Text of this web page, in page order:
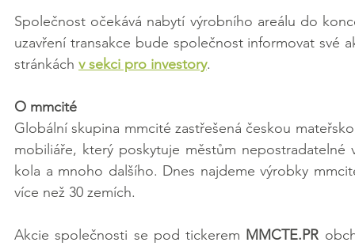
Společnost očekává nabytí výrobního areálu do
uzavření transakce bude společnost informovat své
stránkách v sekci pro investory.
O mmcité
Globální skupina mmcité zastřešená českou
mobiliáře, který poskytuje městům nepostradatelné
kola a mnoho dalšího. Dnes najdeme výrobky
více než 30 zemích.
Akcie společnosti se pod tickerem MMCTE.PR